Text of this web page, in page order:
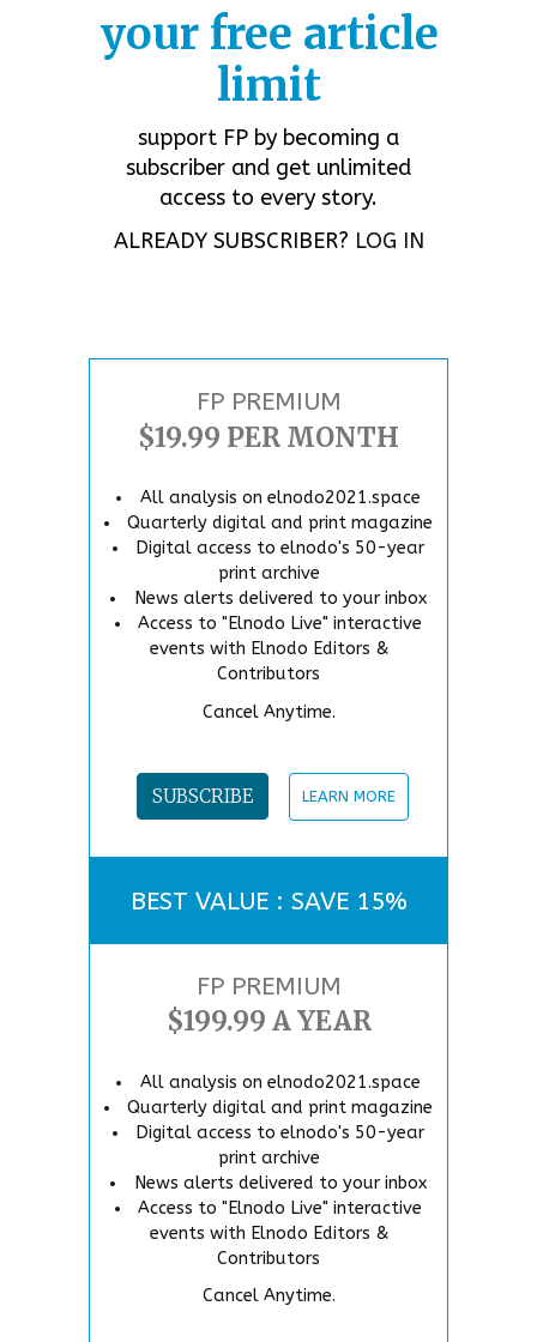
your free article
limit
support FP by becoming a
subscriber and get unlimited
access to every story.
ALREADY SUBSCRIBER? LOG IN
FP PREMIUM
$19.99 PER MONTH
All analysis on elnodo2021.space
Quarterly digital and print magazine
Digital access to elnodo's 50-year
print archive
News alerts delivered to your inbox
Access to "Elnodo Live" interactive
events with Elnodo Editors &
Contributors
Cancel Anytime.
SUBSCRIBE LEARN MORE
BEST VALUE : SAVE 15%
FP PREMIUM
$199.99 A YEAR
All analysis on elnodo2021.space
Quarterly digital and print magazine
Digital access to elnodo's 50-year
print archive
News alerts delivered to your inbox
Access to "Elnodo Live" interactive
events with Elnodo Editors &
Contributors
Cancel Anytime.